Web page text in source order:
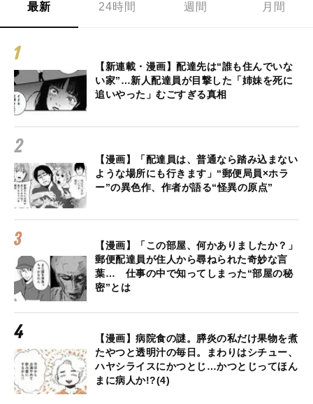
最新 24時間 週間 月間
【新連載・漫画】配達先は“誰も住んでいな
い家”…新人配達員が目撃した「姉妹を死に
追いやった」むごすぎる真相
【漫画】「配達員は、普通なら踏み込まない
ような場所にも行きます」“郵便局員×ホラ
ー”の異色作、作者が語る“怪異の原点”
【漫画】「この部屋、何かありましたか？」
郵便配達員が住人から尋ねられた奇妙な言
葉… 仕事の中で知ってしまった“部屋の秘
密”とは
【漫画】病院食の謎。膵炎の私だけ果物を煮
たやつと透明汁の毎日。まわりはシチュー、
ハヤシライスにかつとじ…かつとじってほん
まに病人か!?(4)